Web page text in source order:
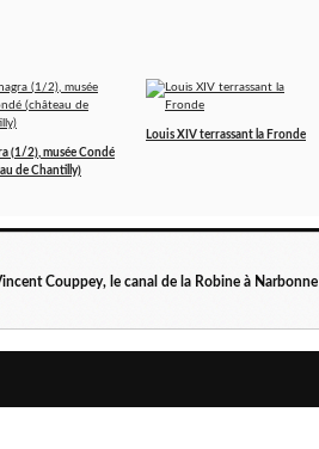
(1/2), musée Condé
de Chantilly)
Louis XIV terrassant la Fronde
Couppey, le canal de la Robine à Narbonne